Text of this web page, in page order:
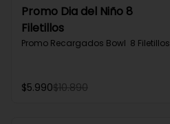
Promo Dia del Niño 8
Filetillos​
Promo Recargados Bowl  8 Filetillos
$5.990$10.890